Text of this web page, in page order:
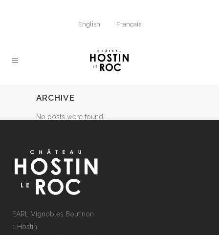
English Français
ARCHIVE
No posts were found.
EARL Vignobles Boutinon
1 Hostin